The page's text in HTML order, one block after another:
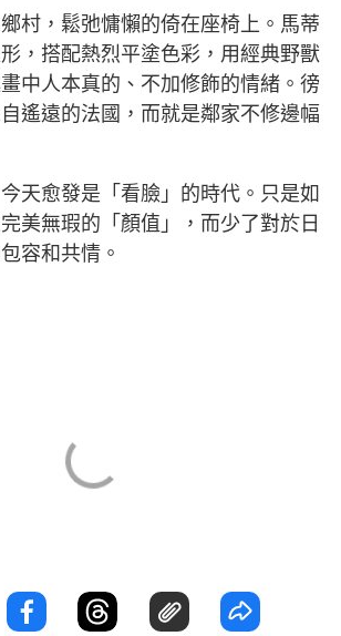
村，鬆弛慵懶的倚在座椅上。馬蒂
，搭配熱烈平塗色彩，用經典野獸
中人本真的、不加修飾的情緒。徬
遙遠的法國，而就是鄰家不修邊幅
天愈發是「看臉」的時代。只是如
美無瑕的「顏值」，而少了對於日
容和共情。